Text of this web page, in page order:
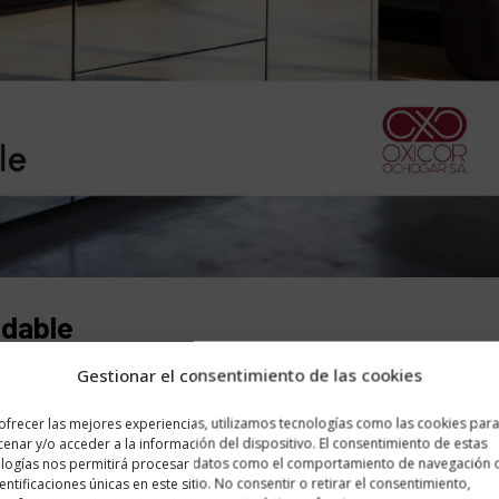
Gestionar el consentimiento de las cookies
las mejores experiencias, utilizamos tecnologías como las cookies para
y/o acceder a la información del dispositivo. El consentimiento de estas
nos permitirá procesar datos como el comportamiento de navegación
únicas en este sitio. No consentir o retirar el consentimiento,
va más allá de lo industrial, se convierte en
aportando estilo y sofisticación a